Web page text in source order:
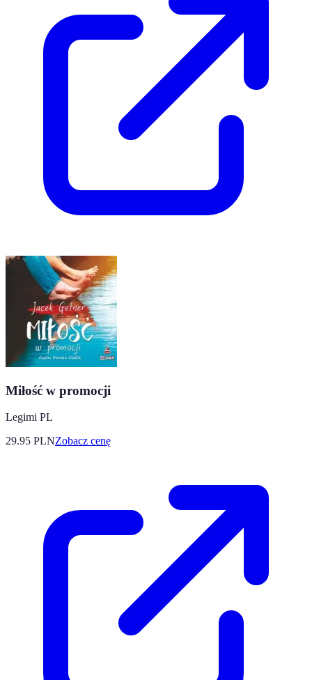
Miłość w promocji
Legimi PL
29.95 PLNZobacz cenę